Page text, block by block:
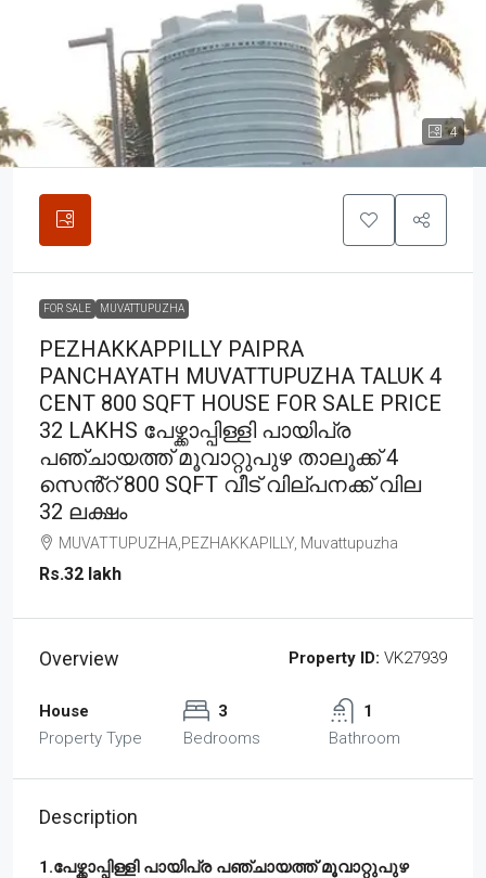
4
FOR SALE MUVATTUPUZHA
PEZHAKKAPPILLY PAIPRA
PANCHAYATH MUVATTUPUZHA TALUK 4
CENT 800 SQFT HOUSE FOR SALE PRICE
32 LAKHS പേഴ്ക്കാപ്പിള്ളി പായിപ്ര
പഞ്ചായത്ത് മൂവാറ്റുപുഴ താലൂക്ക് 4
സെൻ്റ് 800 SQFT വീട് വില്പനക്ക് വില
32 ലക്ഷം
MUVATTUPUZHA,PEZHAKKAPILLY, Muvattupuzha
Rs.32 lakh
Overview Property ID: VK27939
House
Property Type
3
Bedrooms
1
Bathroom
Description
1.പേഴ്ക്കാപ്പിള്ളി പായിപ്ര പഞ്ചായത്ത് മൂവാറ്റുപുഴ